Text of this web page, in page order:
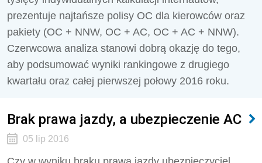
prezentuje najtańsze polisy OC dla kierowców oraz
pakiety (OC + NNW, OC + AC, OC + AC + NNW).
Czerwcowa analiza stanowi dobrą okazję do tego,
aby podsumować wyniki rankingowe z drugiego
kwartału oraz całej pierwszej połowy 2016 roku.
Brak prawa jazdy, a ubezpieczenie AC
05 lip 2016